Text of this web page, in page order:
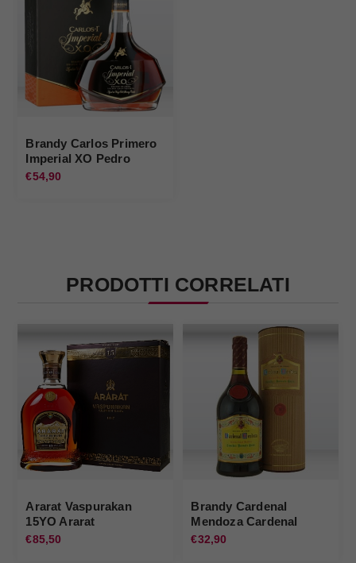
Brandy Carlos Primero
Imperial XO Pedro
Domecq
€54,90
PRODOTTI CORRELATI
Ararat Vaspurakan
15YO Ararat
€85,50
Brandy Cardenal
Mendoza Cardenal
Mendoza
€32,90